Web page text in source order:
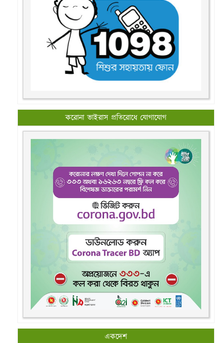
করোনা ভাইরাস প্রতিরোধে যোগাযোগ
একদেশ